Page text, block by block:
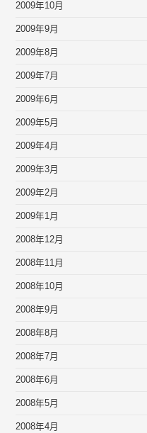
2009年10月
2009年9月
2009年8月
2009年7月
2009年6月
2009年5月
2009年4月
2009年3月
2009年2月
2009年1月
2008年12月
2008年11月
2008年10月
2008年9月
2008年8月
2008年7月
2008年6月
2008年5月
2008年4月